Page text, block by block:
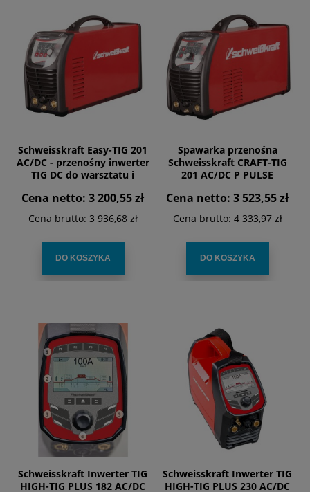
Schweisskraft Easy-TIG 201
AC/DC - przenośny inwerter
TIG DC do warsztatu i
Cena netto: 3 200,55 zł
Cena brutto: 3 936,68 zł
DO KOSZYKA
Spawarka przenośna
Schweisskraft CRAFT-TIG
201 AC/DC P PULSE
Cena netto: 3 523,55 zł
Cena brutto: 4 333,97 zł
DO KOSZYKA
Schweisskraft Inwerter TIG
HIGH-TIG PLUS 182 AC/DC
Schweisskraft Inwerter TIG
HIGH-TIG PLUS 230 AC/DC